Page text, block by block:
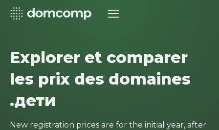
Explorer et comparer
les prix des domaines
.дети
New registration prices are for the initial year, after